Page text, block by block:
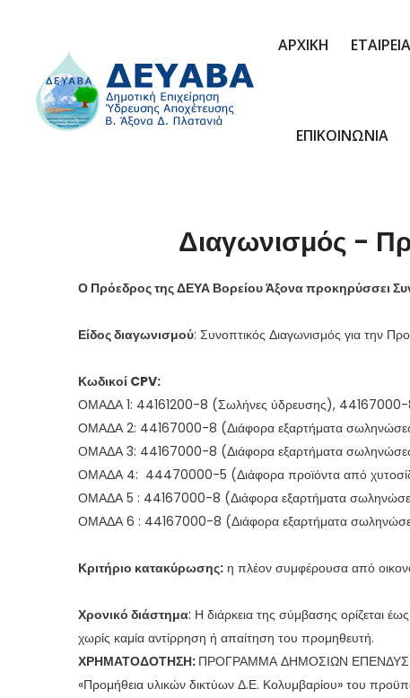
ΑΡΧΙΚΗ ΕΤΑΙΡΕΙΑ
ΕΠΙΚΟΙΝΩΝΙΑ
Διαγωνισμός -
Ο Πρόεδρος της ΔΕΥΑ Βορείου Άξονα προκηρύσσει
Είδος διαγωνισμού: Συνοπτικός Διαγωνισμός για την
Κωδικοί CPV:
ΟΜΑΔΑ 1: 44161200-8 (Σωλήνες ύδρευσης),
ΟΜΑΔΑ 2: 44167000-8 (Διάφορα εξαρτήματα
ΟΜΑΔΑ 3: 44167000-8 (Διάφορα εξαρτήματα
ΟΜΑΔΑ 4: 44470000-5 (Διάφορα προϊόντα από
ΟΜΑΔΑ 5 : 44167000-8 (Διάφορα εξαρτήματα
ΟΜΑΔΑ 6 : 44167000-8 (Διάφορα εξαρτήματα
Κριτήριο κατακύρωσης: η πλέον συμφέρουσα από
Χρονικό διάστημα: Η διάρκεια της σύμβασης ορίζεται
χωρίς καμία αντίρρηση ή απαίτηση του προμηθευτή.
ΧΡΗΜΑΤΟΔΟΤΗΣΗ: ΠΡΟΓΡΑΜΜΑ ΔΗΜΟΣΙΩΝ
«Προμήθεια υλικών δικτύων Δ.Ε. Κολυμβαρίου» του